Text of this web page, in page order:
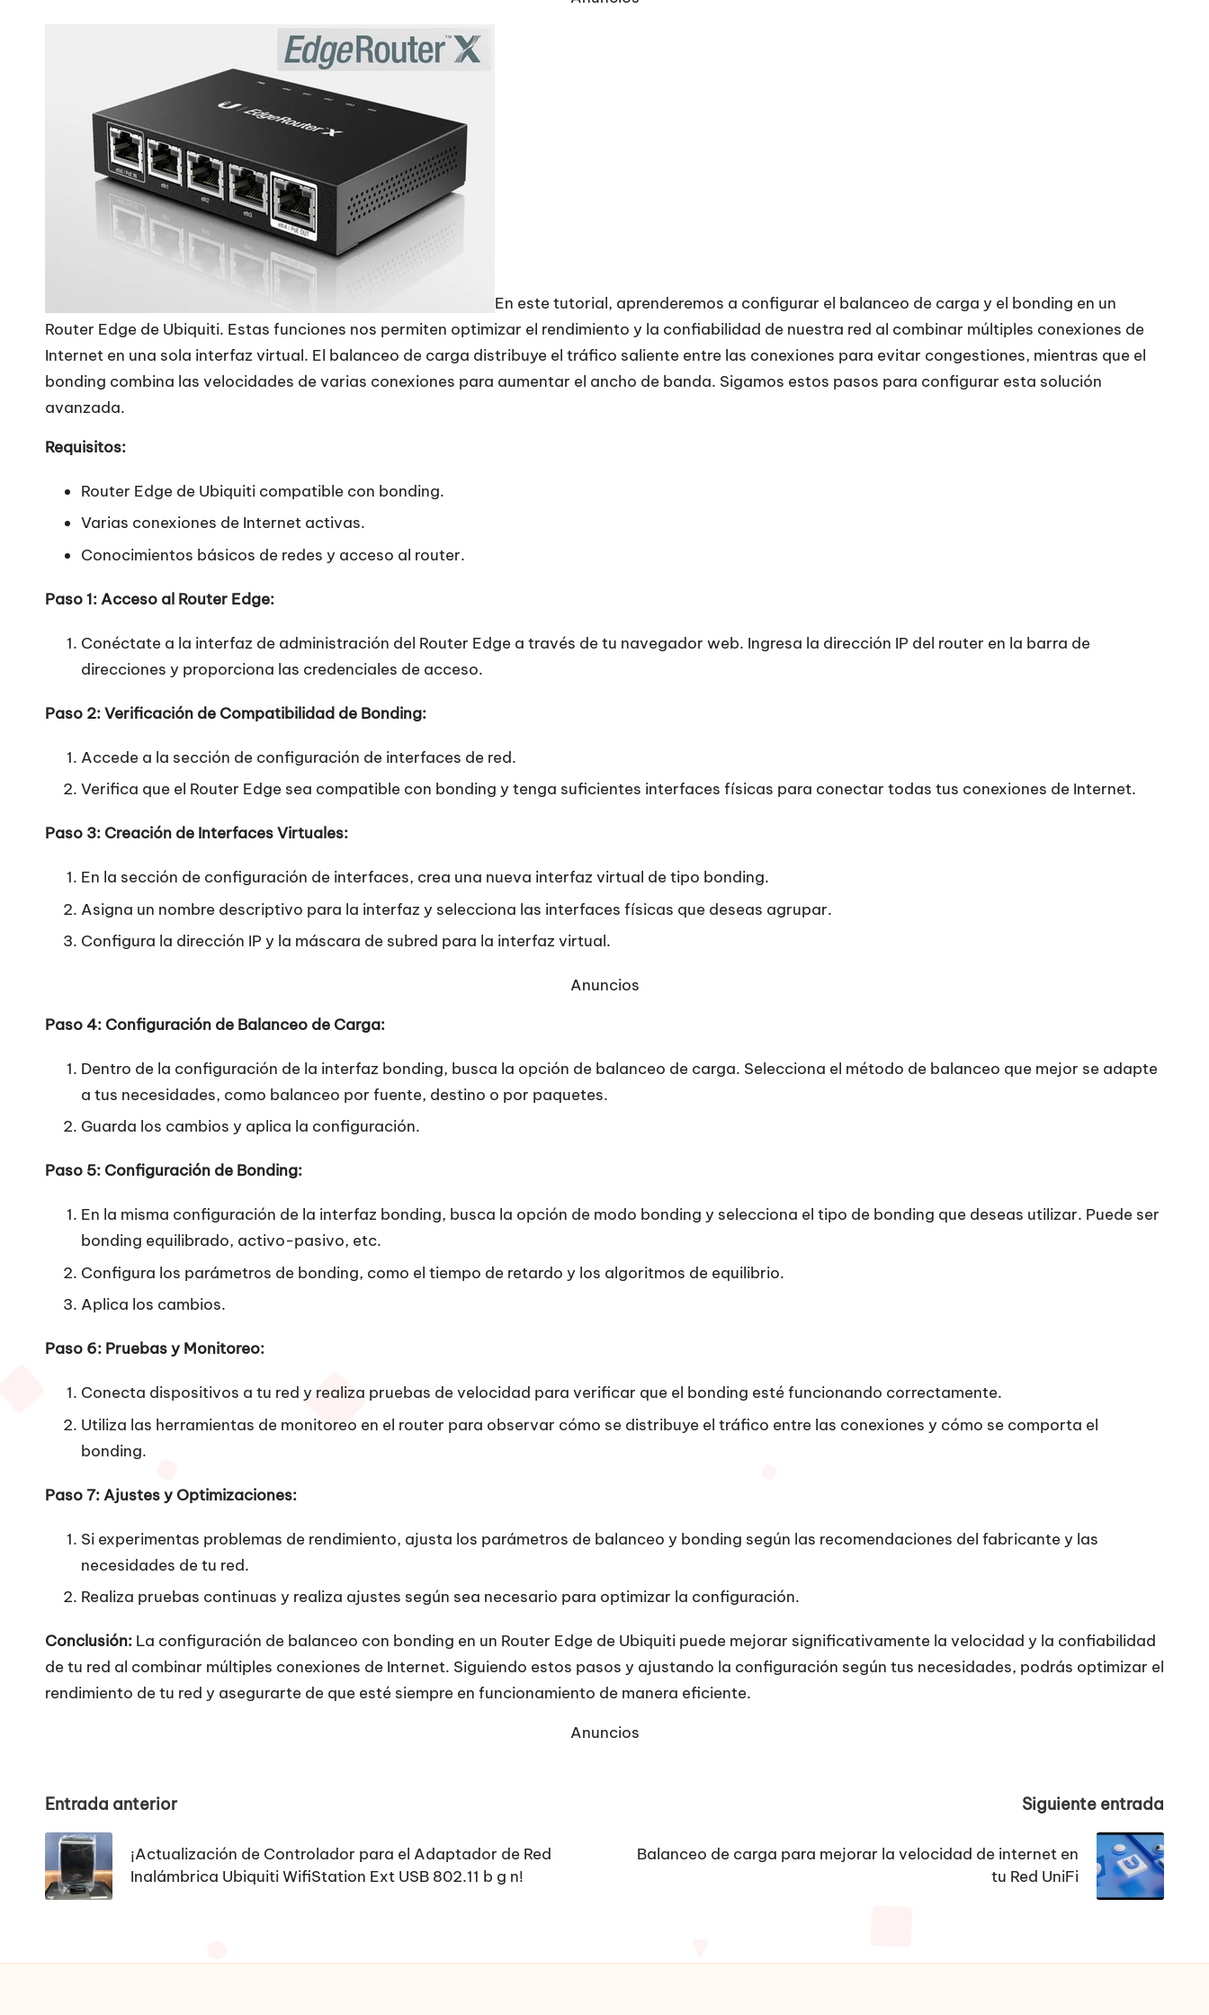
En este tutorial, aprenderemos a configurar el balanceo de carga y el bonding en un
Router Edge de Ubiquiti. Estas funciones nos permiten optimizar el rendimiento y la confiabilidad de nuestra red al combinar múltiples conexiones de
Internet en una sola interfaz virtual. El balanceo de carga distribuye el tráfico saliente entre las conexiones para evitar congestiones, mientras que el
bonding combina las velocidades de varias conexiones para aumentar el ancho de banda. Sigamos estos pasos para configurar esta solución
avanzada.
Requisitos:
Router Edge de Ubiquiti compatible con bonding.
Varias conexiones de Internet activas.
Conocimientos básicos de redes y acceso al router.
Paso 1: Acceso al Router Edge:
Conéctate a la interfaz de administración del Router Edge a través de tu navegador web. Ingresa la dirección IP del router en la barra de
direcciones y proporciona las credenciales de acceso.
Paso 2: Verificación de Compatibilidad de Bonding:
Accede a la sección de configuración de interfaces de red.
Verifica que el Router Edge sea compatible con bonding y tenga suficientes interfaces físicas para conectar todas tus conexiones de Internet.
Paso 3: Creación de Interfaces Virtuales:
En la sección de configuración de interfaces, crea una nueva interfaz virtual de tipo bonding.
Asigna un nombre descriptivo para la interfaz y selecciona las interfaces físicas que deseas agrupar.
Configura la dirección IP y la máscara de subred para la interfaz virtual.
Anuncios
Paso 4: Configuración de Balanceo de Carga:
Dentro de la configuración de la interfaz bonding, busca la opción de balanceo de carga. Selecciona el método de balanceo que mejor se adapte
a tus necesidades, como balanceo por fuente, destino o por paquetes.
Guarda los cambios y aplica la configuración.
Paso 5: Configuración de Bonding:
En la misma configuración de la interfaz bonding, busca la opción de modo bonding y selecciona el tipo de bonding que deseas utilizar. Puede ser
bonding equilibrado, activo-pasivo, etc.
Configura los parámetros de bonding, como el tiempo de retardo y los algoritmos de equilibrio.
Aplica los cambios.
Paso 6: Pruebas y Monitoreo:
Conecta dispositivos a tu red y realiza pruebas de velocidad para verificar que el bonding esté funcionando correctamente.
Utiliza las herramientas de monitoreo en el router para observar cómo se distribuye el tráfico entre las conexiones y cómo se comporta el
bonding.
Paso 7: Ajustes y Optimizaciones:
Si experimentas problemas de rendimiento, ajusta los parámetros de balanceo y bonding según las recomendaciones del fabricante y las
necesidades de tu red.
Realiza pruebas continuas y realiza ajustes según sea necesario para optimizar la configuración.
Conclusión: La configuración de balanceo con bonding en un Router Edge de Ubiquiti puede mejorar significativamente la velocidad y la confiabilidad
de tu red al combinar múltiples conexiones de Internet. Siguiendo estos pasos y ajustando la configuración según tus necesidades, podrás optimizar el
rendimiento de tu red y asegurarte de que esté siempre en funcionamiento de manera eficiente.
Anuncios
Navegación
de
entradas
Entrada anterior
¡Actualización de Controlador para el Adaptador de Red
Inalámbrica Ubiquiti WifiStation Ext USB 802.11 b g n!
Siguiente entrada
Balanceo de carga para mejorar la velocidad de internet en
tu Red UniFi